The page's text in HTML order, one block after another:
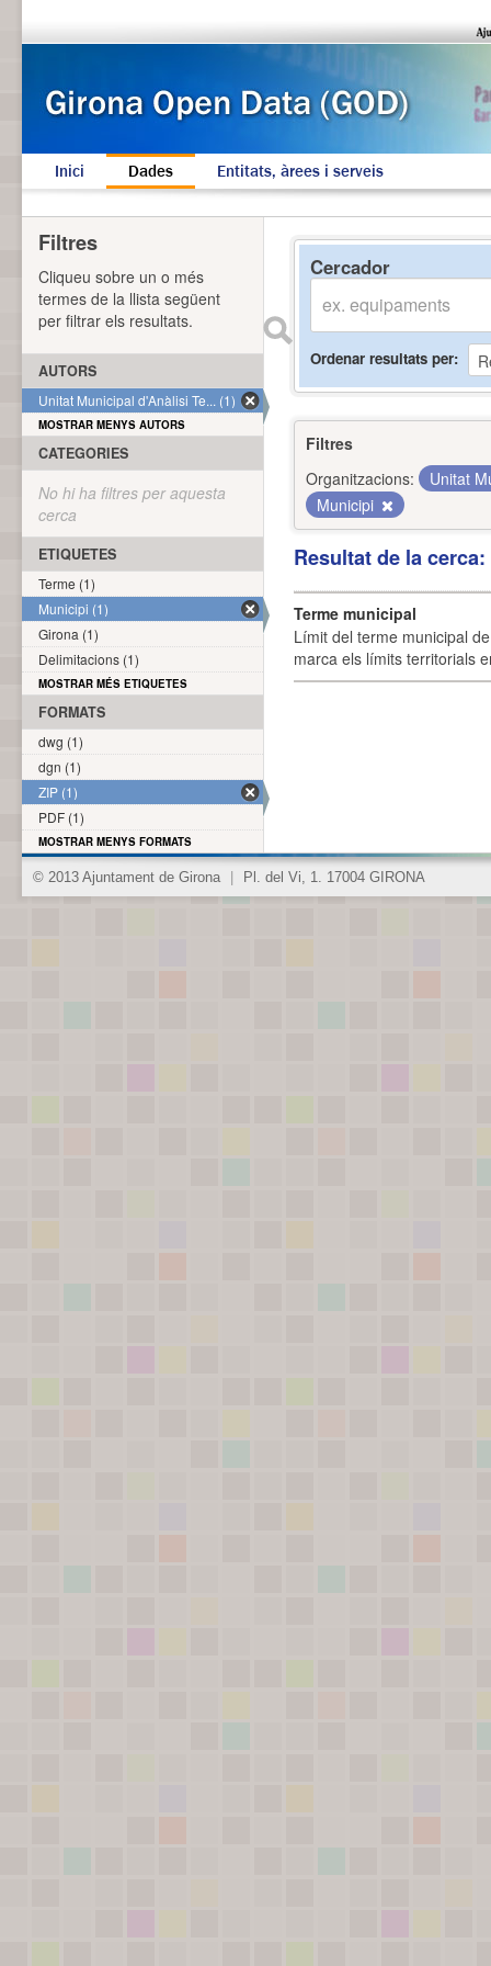
Inici Dades Entitats, àrees i serveis
Cercador
Ordenar resultats per
Filtres
Organitzacions:
Unitat
Municipi
Resultat de la
Terme municipal
Límit del terme municipal
marca els límits territorials
Filtres
Cliqueu sobre un o més
termes de la llista següent
per filtrar els resultats.
AUTORS
Unitat Municipal d'Anàlisi Te... (1)
MOSTRAR MENYS AUTORS
CATEGORIES
No hi ha filtres per aquesta
cerca
ETIQUETES
Terme (1)
Municipi (1)
Girona (1)
Delimitacions (1)
MOSTRAR MÉS ETIQUETES
FORMATS
dwg (1)
dgn (1)
ZIP (1)
PDF (1)
MOSTRAR MENYS FORMATS
© 2013 Ajuntament de Girona Pl. del Vi, 1. 17004 GIRONA